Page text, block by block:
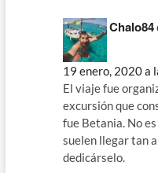
Chalo84
19 enero, 2020 a
El viaje fue
excursión que
fue Betania. No
suelen llegar tan
dedicárselo.